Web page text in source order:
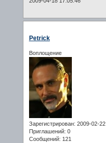
Petrick
Воплощение
Зарегистрирован: 2009-02-22
Приглашений: 0
Сообщений: 121